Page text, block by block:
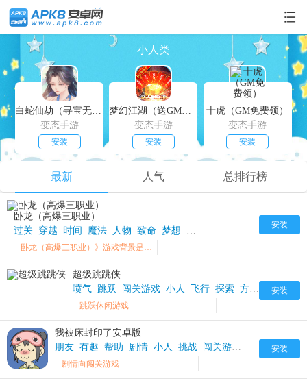
小人类
白蛇仙劫（寻宝无限真充）
变态手游
安装
梦幻江湖（送GM特权）
变态手游
安装
十虎（GM免费领）
变态手游
安装
最新 人气 总排行榜
安装
卧龙（高爆三职业）
过关 穿越 时间 魔法 人物 致命 梦想 小人 卧龙私服
卧龙（高爆三职业）》游戏背景是传奇大战即将来临
安装
超级跳跳侠
喷气 跳跃 闯关游戏 小人 飞行 探索 方块 卡通
跳跃休闲游戏
安装
我被床封印了安卓版
朋友 有趣 帮助 剧情 小人 挑战 闯关游戏 安卓版
剧情向闯关游戏